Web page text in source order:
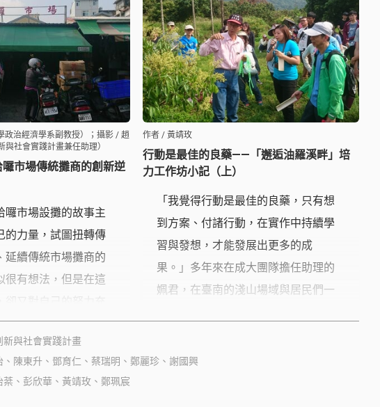
討論方式與流程，並
由地方公民自發性參
。
在那裏的東西重新發光。
囉市場傳統攤商的創新逆
政治經濟學系副教授）；攝影 / 趙
社會實踐計畫兼任助理）
囉市場設攤的故事主
的力量，試圖扭轉傳
延續傳統市場攤商的
很有想法，但是在這
知道自己的努力會不
正在做的，不是一
等改變，而是主動的
行動是最佳的良藥——「邂逅油羅溪畔」培
力工作坊小記（上）
作者 / 黃靖玫
「我覺得行動是最佳的良藥，只有想
到方案、付諸行動，在實作中持續學
習與發想，才能發展出更多的成
果。」多年來在成大團隊擔任助理的
姵君，在臺南的淺山場域與居民們一
續的道路上持續實踐前行。
新與社會實踐計畫
、陳東升、鄧育仁、蔡瑞明、鄭麗珍、謝國興
棻、彭欣華、黃靖玫、鄭珮宸